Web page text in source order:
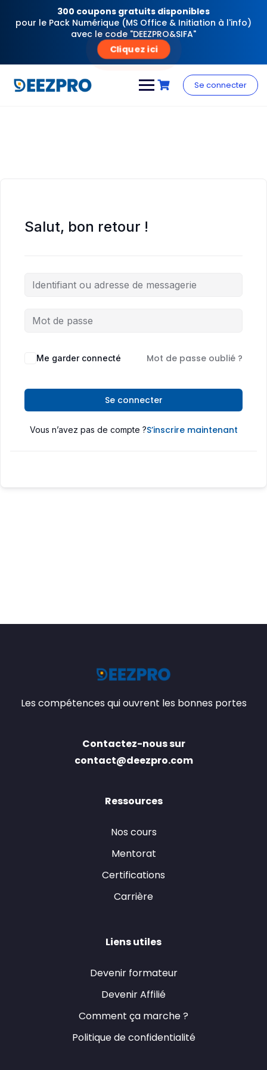
300 coupons gratuits disponibles
pour le Pack Numérique (MS Office & Initiation à l'info)
avec le code "DEEZPRO&SIFA"
Cliquez ici
content
Se connecter
Salut, bon retour !
Me garder connecté Mot de passe oublié ?
Se connecter
Vous n’avez pas de compte ?S’inscrire maintenant
Les compétences qui ouvrent les bonnes portes
Contactez-nous sur
contact@deezpro.com
Ressources
Nos cours
Mentorat
Certifications
Carrière
Liens utiles
Devenir formateur
Devenir Affilié
Comment ça marche ?
Politique de confidentialité